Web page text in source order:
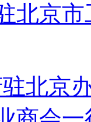
北京